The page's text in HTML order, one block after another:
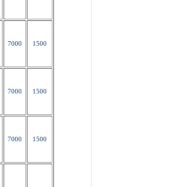
7000 1500
7000 1500
7000 1500